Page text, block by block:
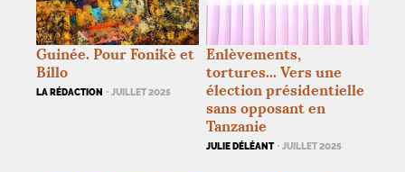
Guinée. Pour Fonikè et
Billo
LA RÉDACTION · JUILLET 2025
Enlèvements,
tortures... Vers une
élection présidentielle
sans opposant en
Tanzanie
JULIE DÉLÉANT · JUILLET 2025